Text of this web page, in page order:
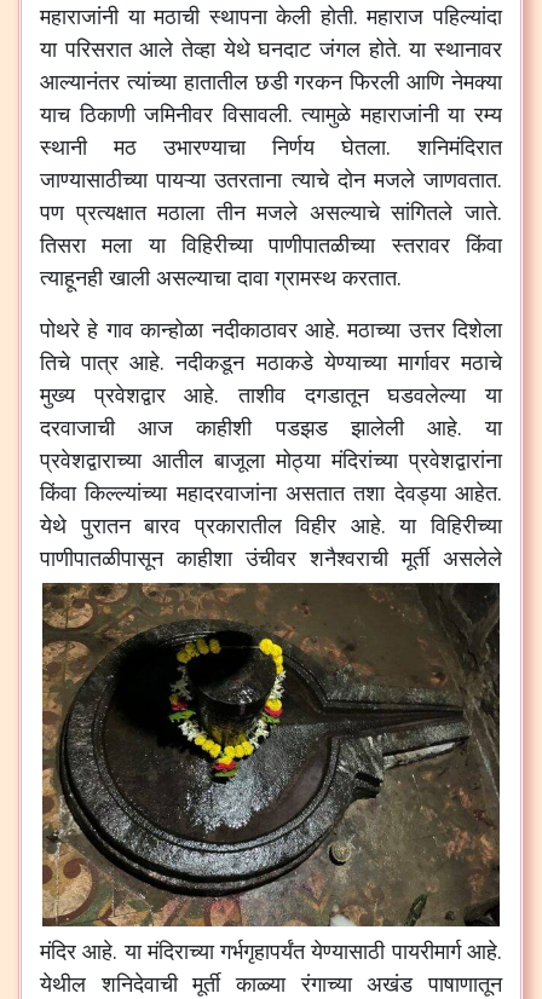
महाराजांनी या मठाची स्थापना केली होती.महाराज पहिल्यांदा
या परिसरात आले तेव्हा येथे घनदाट जंगल होते.या स्थानावर
आल्यानंतर त्यांच्या हातातील छडी गरकन फिरली आणि नेमक्या
याच ठिकाणी जमिनीवर विसावली.त्यामुळे महाराजांनी या रम्य
स्थानी
मठ उभारण्याचा निर्णय घेतला.शनिमंदिरात
जाण्यासाठीच्या पायऱ्या उतरताना त्याचे दोन मजले जाणवतात.
पण प्रत्यक्षात मठाला तीन मजले असल्याचे सांगितले जाते.
तिसरा मला या विहिरीच्या पाणीपातळीच्या स्तरावर किंवा
त्याहूनही खाली असल्याचा दावा ग्रामस्थ करतात.
पोथरे हे गाव कान्होळा नदीकाठावर आहे.मठाच्या उत्तर दिशेला
तिचे पात्र आहे.नदीकडून मठाकडे येण्याच्या मार्गावर मठाचे
मुख्य
प्रवेशद्वार आहे.ताशीव दगडातून घडवलेल्या
या
दरवाजाची
आज काहीशी पडझड झालेली आहे.या
प्रवेशद्वाराच्या आतील बाजूला मोठ्या मंदिरांच्या प्रवेशद्वारांना
किंवा किल्ल्यांच्या महादरवाजांना असतात तशा देवड्या आहेत.
येथे पुरातन बारव प्रकारातील विहीर आहे.या विहिरीच्या
पाणीपातळीपासून काहीशा उंचीवर शनैश्वराची मूर्ती असलेले
मंदिर आहे.या मंदिराच्या गर्भगृहापर्यंत येण्यासाठी पायरीमार्ग आहे.
येथील शनिदेवाची मूर्ती काळ्या रंगाच्या अखंड पाषाणातून